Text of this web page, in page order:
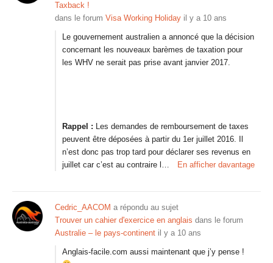
Taxback !
dans le forum Visa Working Holiday il y a 10 ans
Le gouvernement australien a annoncé que la décision
concernant les nouveaux barèmes de taxation pour
les WHV ne serait pas prise avant janvier 2017.
Rappel : Les demandes de remboursement de taxes
peuvent être déposées à partir du 1er juillet 2016. Il
n’est donc pas trop tard pour déclarer ses revenus en
juillet car c’est au contraire l…
En afficher davantage
Cedric_AACOM a répondu au sujet
Trouver un cahier d'exercice en anglais dans le forum
Australie – le pays-continent il y a 10 ans
Anglais-facile.com aussi maintenant que j’y pense !